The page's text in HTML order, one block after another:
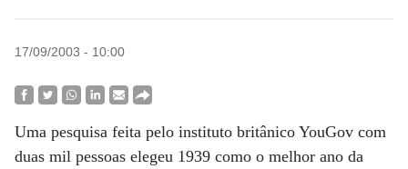
17/09/2003 - 10:00
Uma pesquisa feita pelo instituto britânico YouGov com
duas mil pessoas elegeu 1939 como o melhor ano da